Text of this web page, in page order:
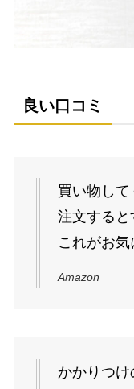
良い口コミ
買い物して
注文すると
これがお気
Amazon
かかりつけ